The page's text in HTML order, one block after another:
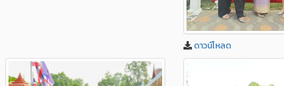
ดาวน์โหลด